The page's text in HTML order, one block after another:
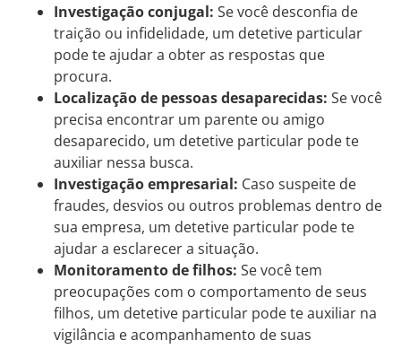
Investigação conjugal: Se você desconfia de
traição ou infidelidade, um detetive particular
pode te ajudar a obter as respostas que
procura.
Localização de pessoas desaparecidas: Se você
precisa encontrar um parente ou amigo
desaparecido, um detetive particular pode te
auxiliar nessa busca.
Investigação empresarial: Caso suspeite de
fraudes, desvios ou outros problemas dentro de
sua empresa, um detetive particular pode te
ajudar a esclarecer a situação.
Monitoramento de filhos: Se você tem
preocupações com o comportamento de seus
filhos, um detetive particular pode te auxiliar na
vigilância e acompanhamento de suas